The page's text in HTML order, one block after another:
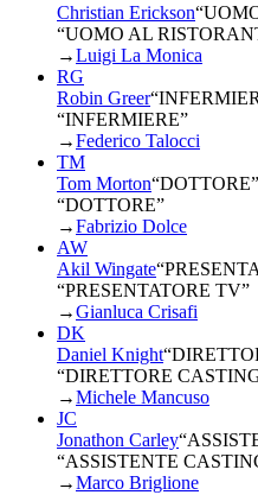
Christian Erickson“
“UOMO AL
→Luigi La Monica
RG
Robin Greer“
“INFERMIERE”
→Federico Talocci
TM
Tom Morton“DOTTORE”
“DOTTORE”
→Fabrizio Dolce
AW
Akil Wingate“
“PRESENTATORE TV”
→Gianluca Crisafi
DK
Daniel Knight“
“DIRETTORE
→Michele Mancuso
JC
Jonathon Carley“
“ASSISTENTE
→Marco Briglione